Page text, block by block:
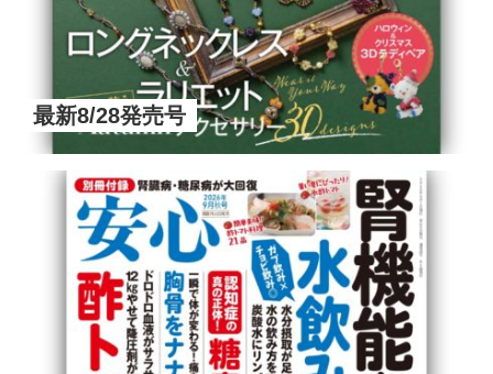
最新8/28発売号